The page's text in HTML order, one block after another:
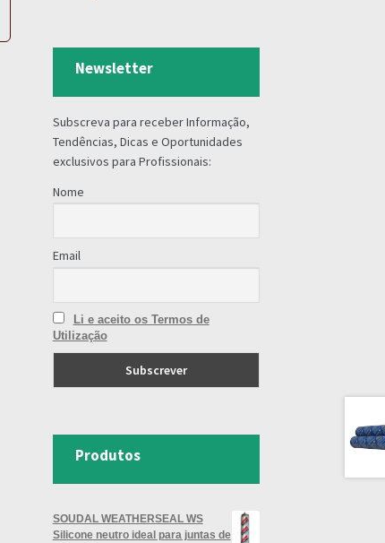
Newsletter
Subscreva para receber Informação,
Tendências, Dicas e Oportunidades
exclusivos para Profissionais:
Nome
Email
Li e aceito os Termos de
Utilização
Produtos
SOUDAL WEATHERSEAL WS
Silicone neutro ideal para juntas de